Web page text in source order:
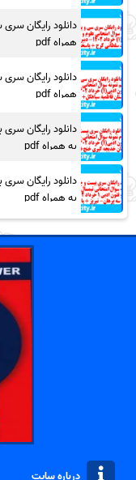
دانلود رایگان
همراه pdf
دانلود رایگان
همراه pdf
دانلود رایگان
به همراه pdf
دانلود رایگان
به همراه pdf
درباره سایت